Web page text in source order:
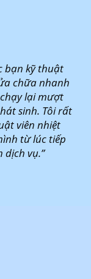
bạn kỹ thuật
chữa nhanh
lại mượt
sinh. Tôi rất
viên nhiệt
từ lúc tiếp
vụ.”